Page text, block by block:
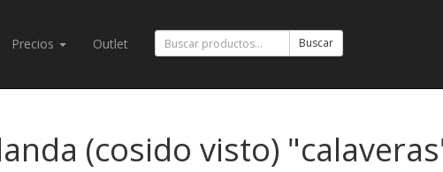
Precios Outlet Buscar
(cosido visto)